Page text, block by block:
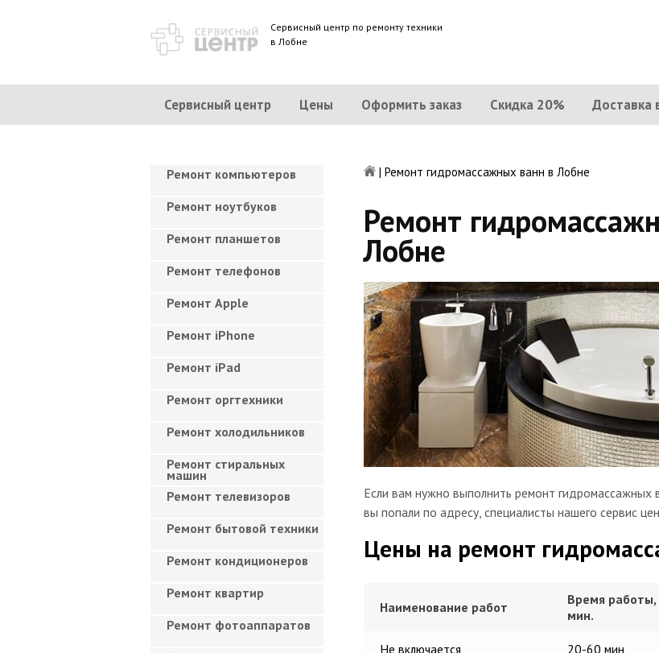
Сервисный центр по ремонту техники
в Лобне
Сервисный центр Цены Оформить заказ Скидка 20% Доставка
| Ремонт гидромассажных ванн в Лобне
Ремонт
Лобне
Если вам нужно выполнить ремонт гидромассажных
вы попали по адресу, специалисты нашего сервис
Цены на ремонт
Наименование работ
Время работы,
мин.
Не включается 20-60 мин
Ремонт компьютеров
Ремонт ноутбуков
Ремонт планшетов
Ремонт телефонов
Ремонт Apple
Ремонт iPhone
Ремонт iPad
Ремонт оргтехники
Ремонт холодильников
Ремонт стиральных
машин
Ремонт телевизоров
Ремонт бытовой техники
Ремонт кондиционеров
Ремонт квартир
Ремонт фотоаппаратов